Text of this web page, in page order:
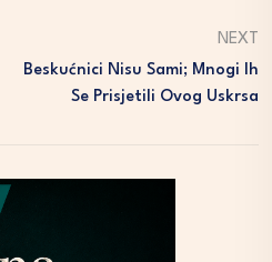
NEXT
Beskućnici Nisu Sami; Mnogi Ih
Se Prisjetili Ovog Uskrsa